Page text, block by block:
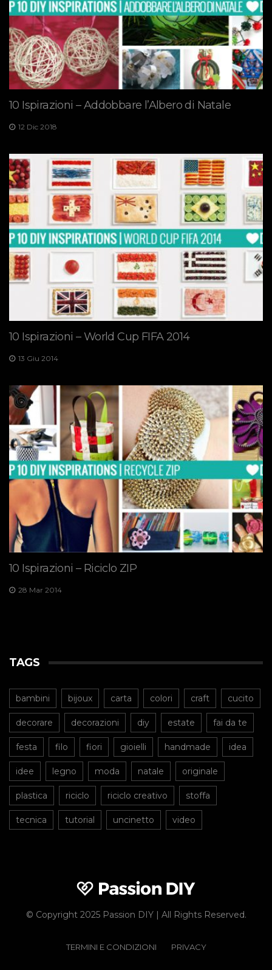
10 Ispirazioni – Addobbare l’Albero di Natale
12 Dic 2018
10 Ispirazioni – World Cup FIFA 2014
13 Giu 2014
10 Ispirazioni – Riciclo ZIP
28 Mar 2014
TAGS
bambini bijoux carta colori craft cucito
decorare decorazioni diy estate fai da te
festa filo fiori gioielli handmade idea
idee legno moda natale originale
plastica riciclo riciclo creativo stoffa
tecnica tutorial uncinetto video
© Copyright 2025 Passion DIY | All Rights Reserved.
TERMINI E CONDIZIONI PRIVACY